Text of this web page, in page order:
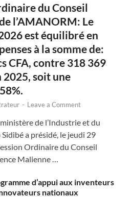
du Conseil
l’AMANORM: Le
est équilibré en
à la somme de:
CFA, contre 318 369
2025, soit une
- Leave a Comment
de l’Industrie et du
a présidé, le jeudi 29
Ordinaire du Conseil
Malienne …
d’appui aux inventeurs
nationaux